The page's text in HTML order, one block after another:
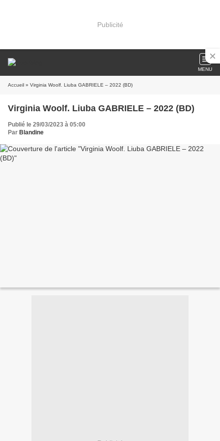
Publicité
MENU
Accueil » Virginia Woolf. Liuba GABRIELE – 2022 (BD)
Virginia Woolf. Liuba GABRIELE – 2022 (BD)
Publié le 29/03/2023 à 05:00
Par Blandine